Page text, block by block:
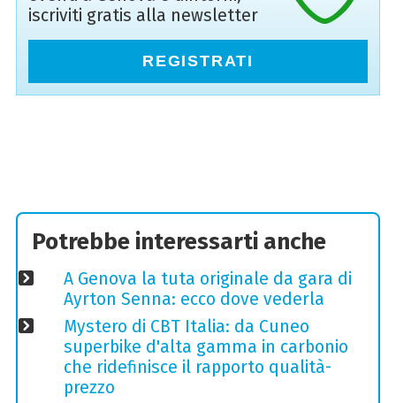
iscriviti gratis alla newsletter
REGISTRATI
Potrebbe interessarti anche
A Genova la tuta originale da gara di
Ayrton Senna: ecco dove vederla
Mystero di CBT Italia: da Cuneo
superbike d'alta gamma in carbonio
che ridefinisce il rapporto qualità-
prezzo